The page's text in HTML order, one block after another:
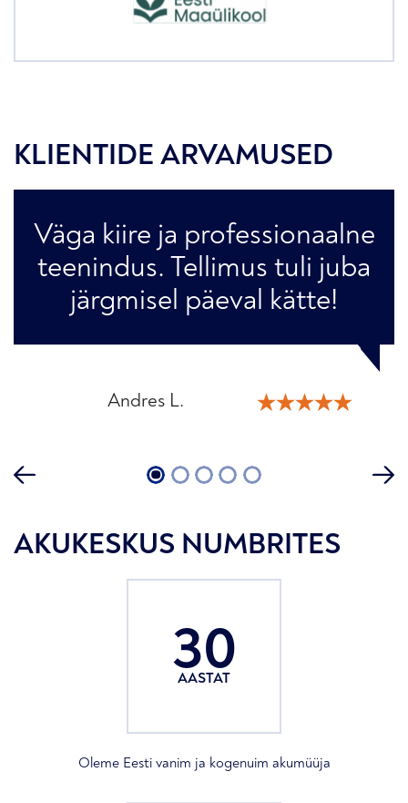
KLIENTIDE ARVAMUSED
Väga kiire ja professionaalne
teenindus. Tellimus tuli juba
järgmisel päeval kätte!
Andres L.
Katrin M.
Martin K.
Helena T.
Raivo P.
1 2 3 4 5
AKUKESKUS NUMBRITES
30
AASTAT
Oleme Eesti vanim ja kogenuim akumüüja